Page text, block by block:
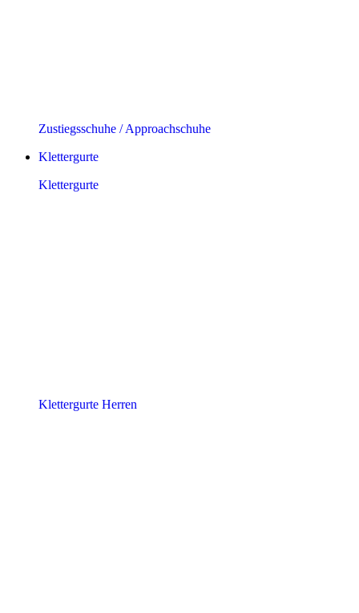
Zustiegsschuhe / Approachschuhe
Klettergurte
Klettergurte
Klettergurte Herren